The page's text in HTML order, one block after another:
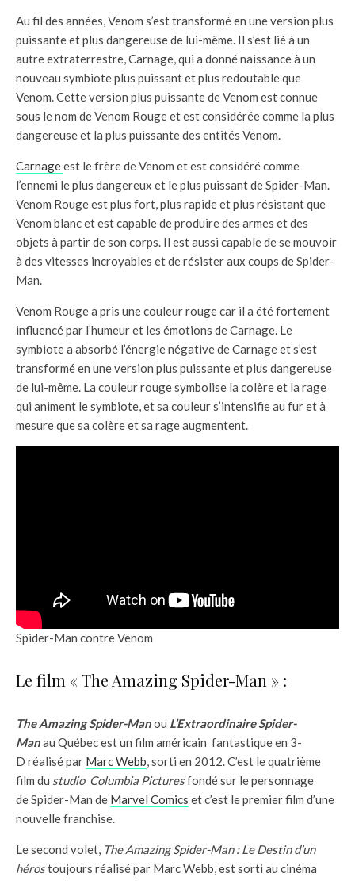
Au fil des années, Venom s’est transformé en une version plus
puissante et plus dangereuse de lui-même. Il s’est lié à un
autre extraterrestre, Carnage, qui a donné naissance à un
nouveau symbiote plus puissant et plus redoutable que
Venom. Cette version plus puissante de Venom est connue
sous le nom de Venom Rouge et est considérée comme la plus
dangereuse et la plus puissante des entités Venom.
Carnageest le frère de Venom et est considéré comme
l’ennemi le plus dangereux et le plus puissant de Spider-Man.
Venom Rouge est plus fort, plus rapide et plus résistant que
Venom blanc et est capable de produire des armes et des
objets à partir de son corps. Il est aussi capable de se mouvoir
à des vitesses incroyables et de résister aux coups de Spider-
Man.
Venom Rouge a pris une couleur rouge car il a été fortement
influencé par l’humeur et les émotions de Carnage. Le
symbiote a absorbé l’énergie négative de Carnage et s’est
transformé en une version plus puissante et plus dangereuse
de lui-même. La couleur rouge symbolise la colère et la rage
qui animent le symbiote, et sa couleur s’intensifie au fur et à
mesure que sa colère et sa rage augmentent.
Spider-Man contre Venom
Le film « The Amazing Spider-Man » :
The Amazing Spider-Manou L’Extraordinaire Spider-
Manau Québec est un film américain fantastique en 3-
D réalisé par Marc Webb, sorti en 2012. C’est le quatrième
film du studio Columbia Picturesfondé sur le personnage
de Spider-Man de Marvel Comics et c’est le premier film d’une
nouvelle franchise.
Le second volet, The Amazing Spider-Man : Le Destin d’un
hérostoujours réalisé par Marc Webb, est sorti au cinéma